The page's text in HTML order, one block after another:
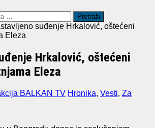
suđenje Hrkalović, oštećeni
Eleza
Hrkalović, oštećeni
Eleza
BALKAN TV Hronika, Vesti, Za